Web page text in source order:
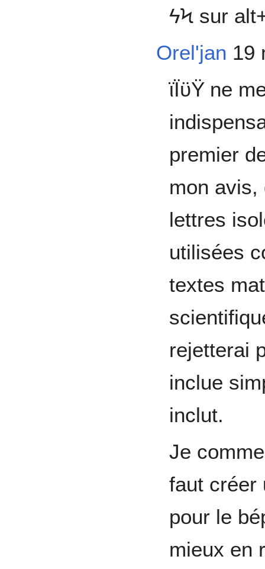
ϟϞ sur
Orel'jan 19
ϊΪϋΫ ne
premier
mon avis,
lettres
utilisées
textes
rejetterai
inclue
inclut.
Je
faut créer
pour le
mieux en